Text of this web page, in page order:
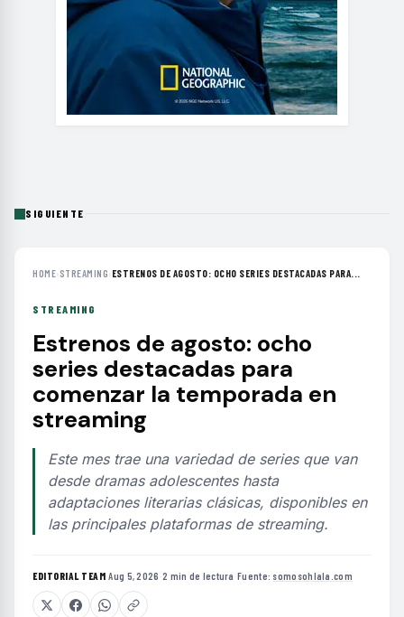
SIGUIENTE
HOME› STREAMING› ESTRENOS DE AGOSTO: OCHO SERIES DESTACADAS PARA...
STREAMING
Estrenos de agosto: ocho
series destacadas para
comenzar la temporada en
streaming
Este mes trae una variedad de series que van
desde dramas adolescentes hasta
adaptaciones literarias clásicas, disponibles en
las principales plataformas de streaming.
EDITORIAL TEAM·Aug 5, 2026 ·2 min de lectura ·Fuente: somosohlala.com